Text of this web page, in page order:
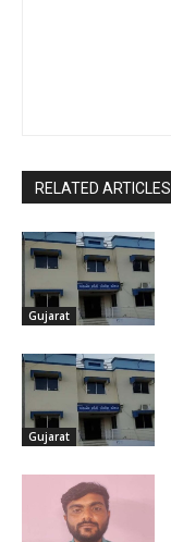
RELATED ARTICLES
Gujarat
Gujarat